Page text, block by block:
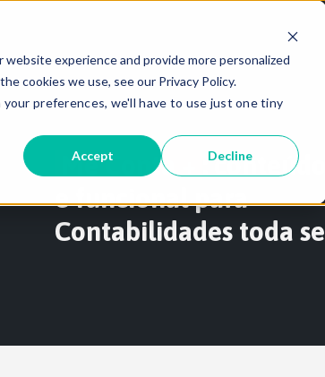
experience and provide more personalized
cookies we use, see our Privacy Policy.
preferences, we'll have to use just one tiny
Accept Decline
Me Conta +
:
e funcional para
Contabilidades toda